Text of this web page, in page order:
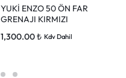
YUKİ ENZO 50 ÖN FAR
GRENAJI KIRMIZI
1,300.00₺ Kdv Dahil